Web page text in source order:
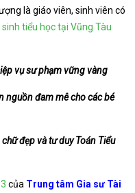
là giáo viên, sinh viên có
tiểu học tại Vũng Tàu
vụ sư phạm vững vàng
nguồn đam mê cho các bé
đẹp và tư duy Toán Tiểu
của Trung tâm Gia sư Tài